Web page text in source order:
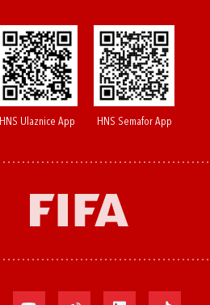
HNS Ulaznice App HNS Semafor App